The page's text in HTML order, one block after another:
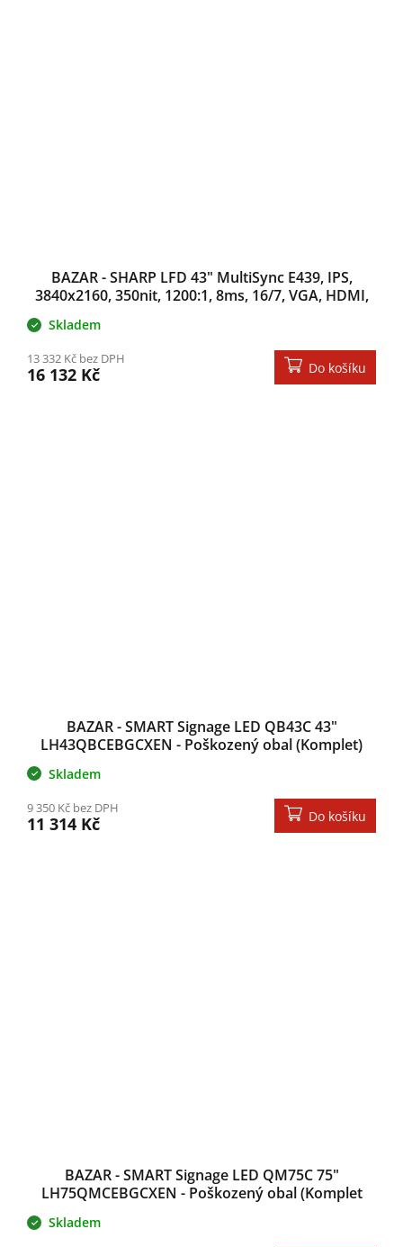
BAZAR - SHARP LFD 43" MultiSync E439, IPS,
3840x2160, 350nit, 1200:1, 8ms, 16/7, VGA, HDMI,
Skladem
13 332 Kč bez DPH
16 132 Kč Do košíku
BAZAR - SMART Signage LED QB43C 43"
LH43QBCEBGCXEN - Poškozený obal (Komplet)
Skladem
9 350 Kč bez DPH
11 314 Kč Do košíku
BAZAR - SMART Signage LED QM75C 75"
LH75QMCEBGCXEN - Poškozený obal (Komplet
Skladem